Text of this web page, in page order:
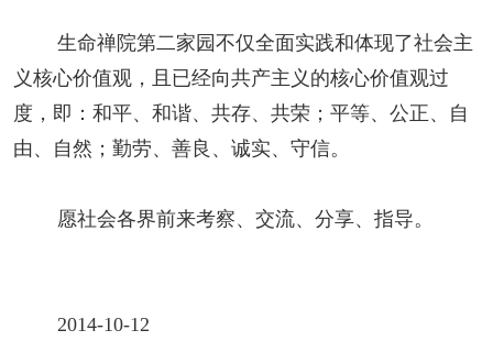
生命禅院第二家园不仅全面实践和体现了社会主
义核心价值观，且已经向共产主义的核心价值观过
度，即：和平、和谐、共存、共荣；平等、公正、自
由、自然；勤劳、善良、诚实、守信。
愿社会各界前来考察、交流、分享、指导。
2014-10-12